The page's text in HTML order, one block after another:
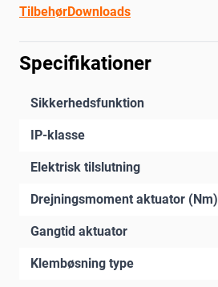
TilbehørDownloads
Specifikationer
Sikkerhedsfunktion
IP-klasse
Elektrisk tilslutning
Drejningsmoment aktuator (Nm)
Gangtid aktuator
Klembøsning type